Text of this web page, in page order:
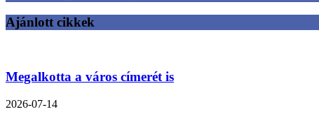
Ajánlott cikkek
Megalkotta a város címerét is
2026-07-14